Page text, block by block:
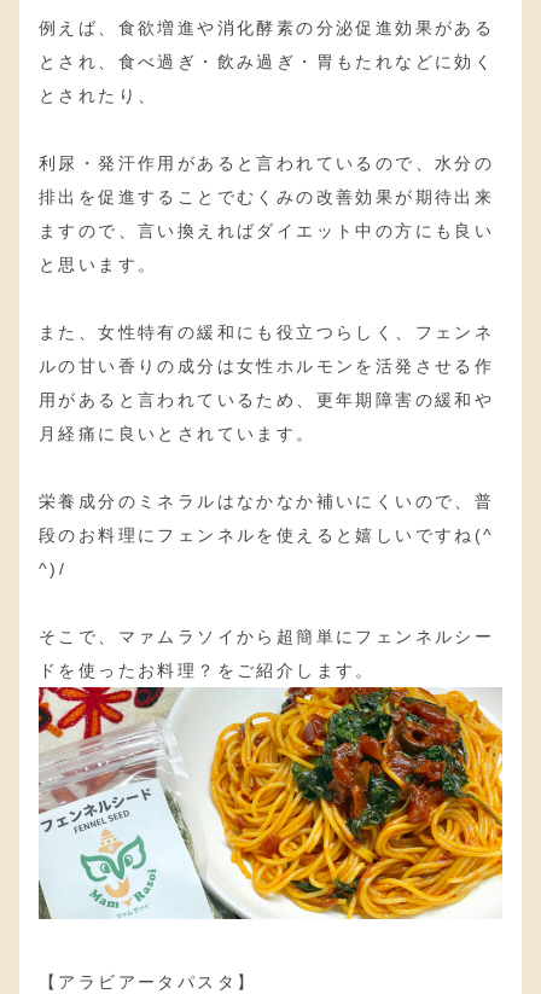
例えば、食欲増進や消化酵素の分泌促進効果がある
とされ、食べ過ぎ・飲み過ぎ・胃もたれなどに効く
とされたり、
利尿・発汗作用があると言われているので、水分の
排出を促進することでむくみの改善効果が期待出来
ますので、言い換えればダイエット中の方にも良い
と思います。
また、女性特有の緩和にも役立つらしく、フェンネ
ルの甘い香りの成分は女性ホルモンを活発させる作
用があると言われているため、更年期障害の緩和や
月経痛に良いとされています。
栄養成分のミネラルはなかなか補いにくいので、普
段のお料理にフェンネルを使えると嬉しいですね(^
^)/
そこで、マァムラソイから超簡単にフェンネルシー
ドを使ったお料理？をご紹介します。
【アラビアータパスタ】